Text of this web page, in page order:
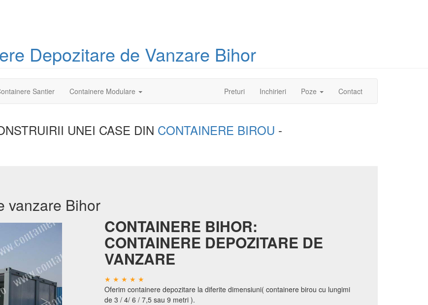
Depozitare de Vanzare Bihor
Santier Containere Modulare Preturi(current)Inchirieri Poze Contact
UNEI CASE DIN CONTAINERE BIROU -
vanzare Bihor
CONTAINERE BIHOR:
CONTAINERE DEPOZITARE DE
VANZARE
Oferim containere depozitare la diferite dimensiuni( containere birou cu lungimi
de 3 / 4/ 6 / 7,5 sau 9 metri ).